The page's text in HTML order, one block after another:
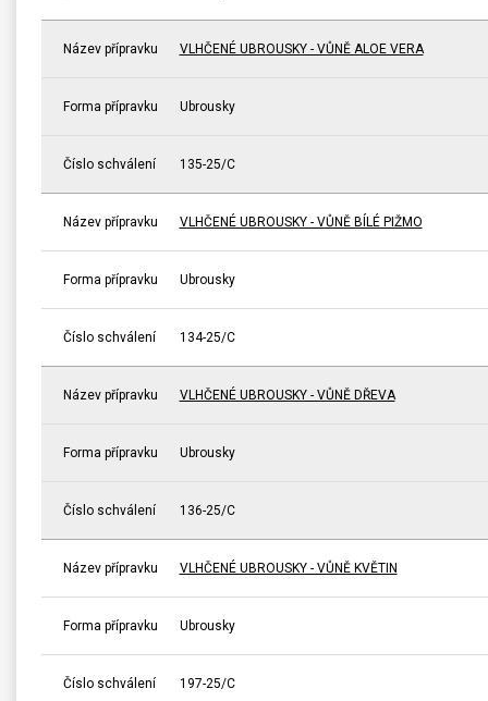
Název přípravku VLHČENÉ UBROUSKY - VŮNĚ ALOE VERA
Forma přípravku Ubrousky
Číslo schválení 135-25/C
Název přípravku VLHČENÉ UBROUSKY - VŮNĚ BÍLÉ PIŽMO
Forma přípravku Ubrousky
Číslo schválení 134-25/C
Název přípravku VLHČENÉ UBROUSKY - VŮNĚ DŘEVA
Forma přípravku Ubrousky
Číslo schválení 136-25/C
Název přípravku VLHČENÉ UBROUSKY - VŮNĚ KVĚTIN
Forma přípravku Ubrousky
Číslo schválení 197-25/C